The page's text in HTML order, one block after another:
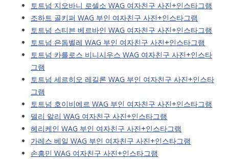
토트넘 지오바니 로셀소 WAG 여자친구 사진+인스타그램
조하트 골키퍼 WAG 부인 여자친구 사진+인스타그램
토트넘 스티븐 베르바인 WAG 여자친구 사진+인스타그램
토트넘 은돔벨레 WAG 부인 여자친구 사진+인스타그램
토트넘 카를로스 비니시우스 WAG 여자친구 사진+인스타
그램
토트넘 세르히오 레길론 WAG 부인 여자친구 사진+인스타
그램
토트넘 호이비에르 WAG 부인 여자친구 사진+인스타그램
델리 알리 WAG 여자친구 사진+인스타그램
헤리케인 WAG 부인 여자친구 사진+인스타그램
가레스 베일 WAG 부인 여자친구 사진+인스타그램
손흥민 WAG 여자친구 사진+인스타그램